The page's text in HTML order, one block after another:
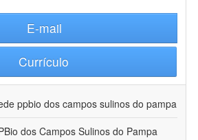
E-mail
Currículo
ppbio dos campos sulinos do pampa
dos Campos Sulinos do Pampa